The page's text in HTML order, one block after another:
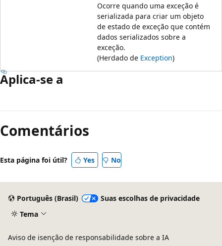
Ocorre quando uma exceção é
serializada para criar um objeto
de estado de exceção que contém
dados serializados sobre a
exceção.
(Herdado de Exception)
Aplica-se a
Comentários
Esta página foi útil? Yes No
Português (Brasil)
Suas escolhas de privacidade
Tema
Aviso de isenção de responsabilidade sobre a IA